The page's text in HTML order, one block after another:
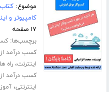
موضوع:
کامپیوتر و
۱۷ صفحه
برچسب‌ها:
کسب درآمد از
اینترنت،راه
کسب درآمد از
اینترنتی،